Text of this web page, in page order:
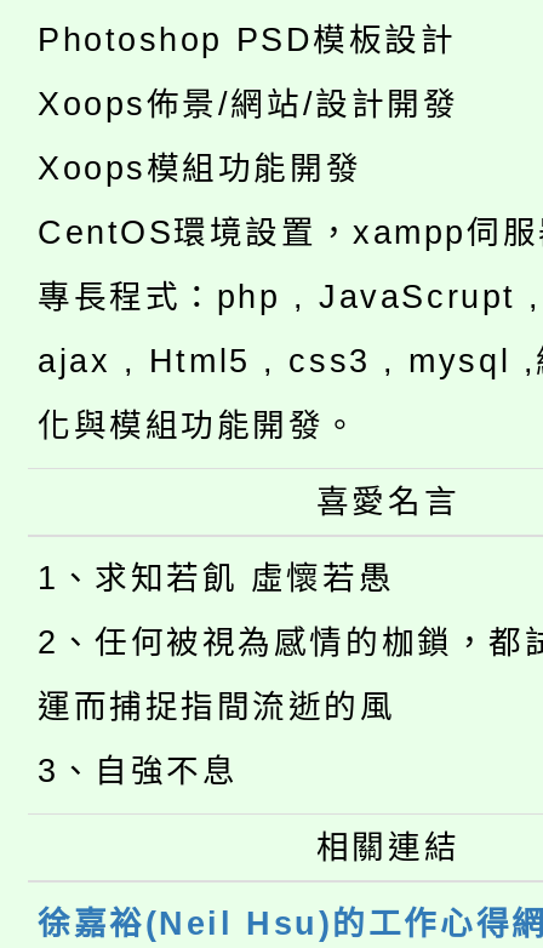
Photoshop PSD模板設計
Xoops佈景/網站/設計開發
Xoops模組功能開發
CentOS環境設置，xampp伺
專長程式：php , JavaScrupt
ajax , Html5 , css3 , mysql ,
化與模組功能開發。
喜愛名言
1、求知若飢 虛懷若愚
2、任何被視為感情的枷鎖，都
運而捕捉指間流逝的風
3、自強不息
相關連結
徐嘉裕(Neil Hsu)的工作心得